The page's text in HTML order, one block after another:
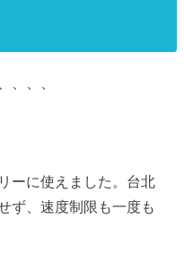
、、、
ーに使えました。台北
ず、速度制限も一度も